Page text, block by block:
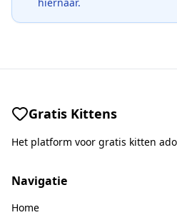
Gratis Kittens
Het platform voor gratis kitten
Navigatie
Home